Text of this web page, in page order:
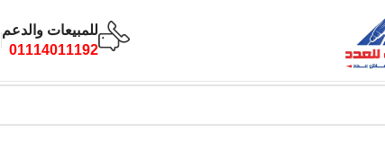
للمبيعات والدعم
01114011192